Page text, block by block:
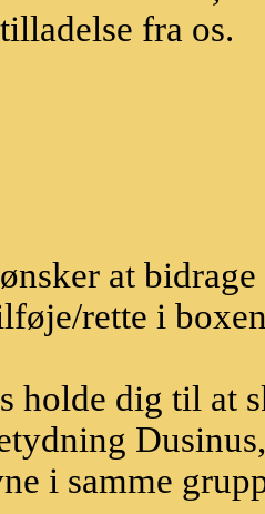
fra os.
at
rette i
holde dig til at
i samme